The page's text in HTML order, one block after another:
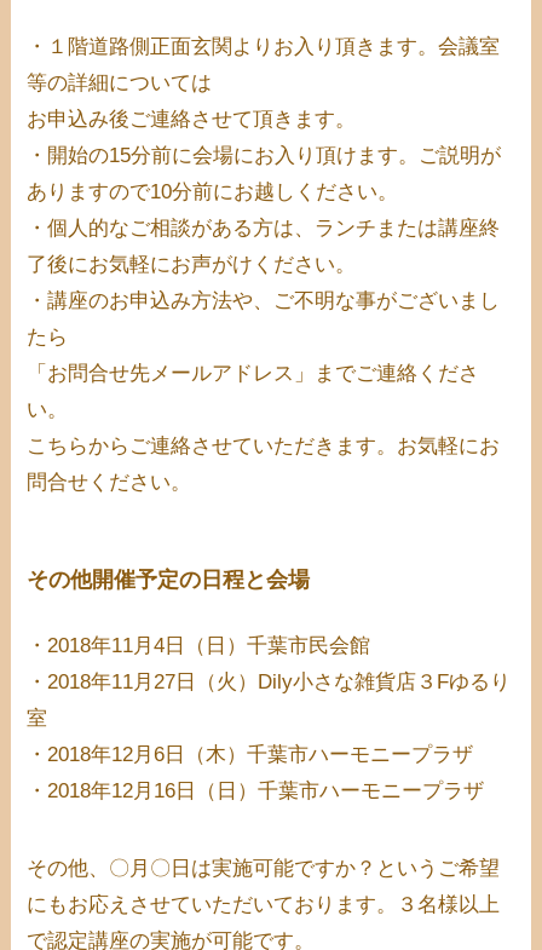
・１階道路側正面玄関よりお入り頂きます。会議室
等の詳細については
お申込み後ご連絡させて頂きます。
・開始の15分前に会場にお入り頂けます。ご説明が
ありますので10分前にお越しください。
・個人的なご相談がある方は、ランチまたは講座終
了後にお気軽にお声がけください。
・講座のお申込み方法や、ご不明な事がございまし
たら
「お問合せ先メールアドレス」までご連絡くださ
い。
こちらからご連絡させていただきます。お気軽にお
問合せください。
その他開催予定の日程と会場
・2018年11月4日（日）千葉市民会館
・2018年11月27日（火）Dily小さな雑貨店３Fゆるり
室
・2018年12月6日（木）千葉市ハーモニープラザ
・2018年12月16日（日）千葉市ハーモニープラザ
その他、〇月〇日は実施可能ですか？というご希望
にもお応えさせていただいております。３名様以上
で認定講座の実施が可能です。